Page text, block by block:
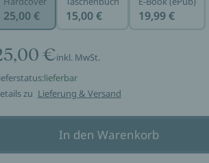
25,00 € 15,00 € 19,99 €
€inkl. MwSt.
lieferbar
zu Lieferung & Versand
In den Warenkorb